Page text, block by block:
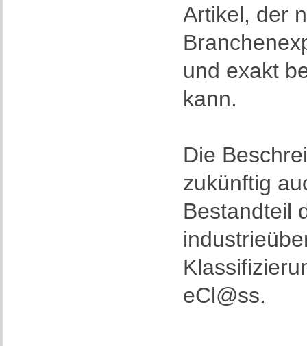
Artikel, der
und exakt
kann.
Die
zukünftig
Bestandteil
eCl@ss.